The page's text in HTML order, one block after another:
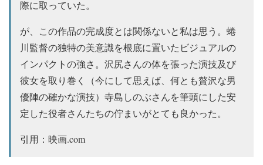
際に取っていた。
が、この作品の完成度とは関係ないと私は思う。蜷
川監督の独特の美意識を根底に置いたビジュアルの
インパクトの強さ。沢尻さんの体を張った演技及び
彼女を取り巻く（今にして思えば、何とも贅沢な男
優陣の確かな演技）寺島しのぶさんを筆頭にした安
定した役者さんたちの佇まいがとても良かった。
引用：映画.com